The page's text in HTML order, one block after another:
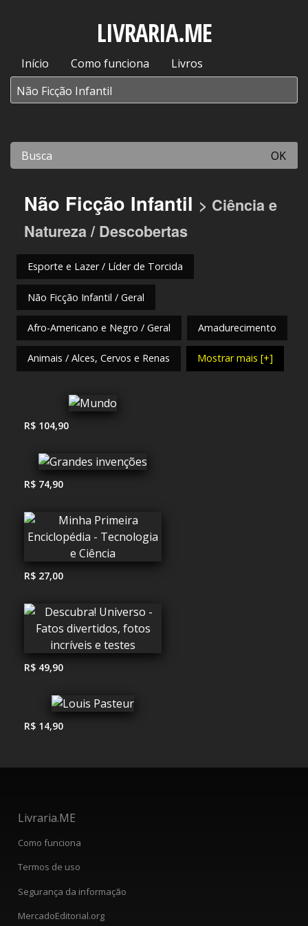
LIVRARIA.ME
Início Como funciona Livros
OK
Não Ficção Infantil > Ciência e
Natureza / Descobertas
Esporte e Lazer / Líder de Torcida
Não Ficção Infantil / Geral
Afro-Americano e Negro / Geral Amadurecimento
Animais / Alces, Cervos e Renas Mostrar mais [+]
R$ 104,90
R$ 74,90
R$ 27,00
R$ 49,90
R$ 14,90
Livraria.ME
Como funciona
Termos de uso
Segurança da informação
MercadoEditorial.org